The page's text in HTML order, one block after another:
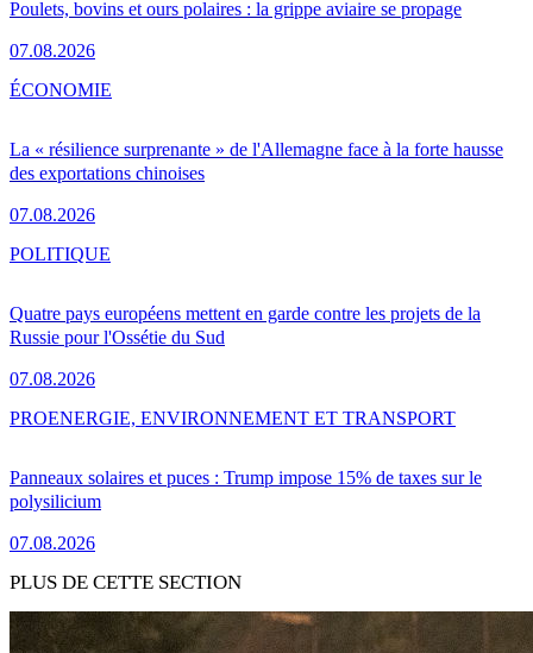
Poulets, bovins et ours polaires : la grippe aviaire se propage
07.08.2026
La « résilience surprenante » de l'Allemagne face à la forte hausse
des exportations chinoises
07.08.2026
ÉCONOMIE
Quatre pays européens mettent en garde contre les projets de la
Russie pour l'Ossétie du Sud
07.08.2026
POLITIQUE
Panneaux solaires et puces : Trump impose 15% de taxes sur le
polysilicium
07.08.2026
PROENERGIE, ENVIRONNEMENT ET TRANSPORT
PLUS DE CETTE SECTION